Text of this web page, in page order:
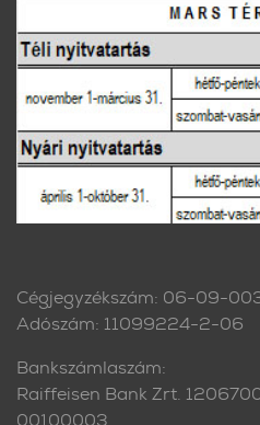
Cégjegyzékszám: 06-09-
Adószám: 11099224-2-06
Bankszámlaszám:
Raiffeisen Bank Zrt.